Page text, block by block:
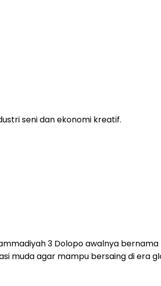
seni dan ekonomi kreatif.
3 Dolopo awalnya bernama
muda agar mampu bersaing di era